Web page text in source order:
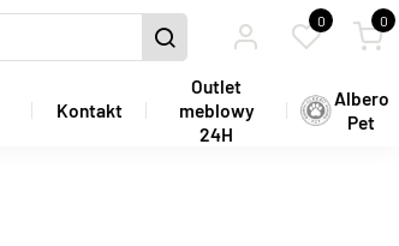
0 0
Kontakt
Outlet
meblowy
24H
Albero
Pet